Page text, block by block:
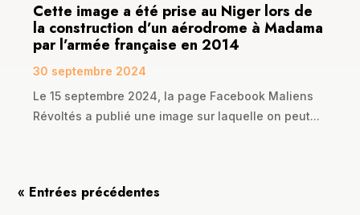
Cette image a été prise au Niger lors de
la construction d’un aérodrome à Madama
par l’armée française en 2014
30 septembre 2024
Le 15 septembre 2024, la page Facebook Maliens
Révoltés a publié une image sur laquelle on peut...
« Entrées précédentes